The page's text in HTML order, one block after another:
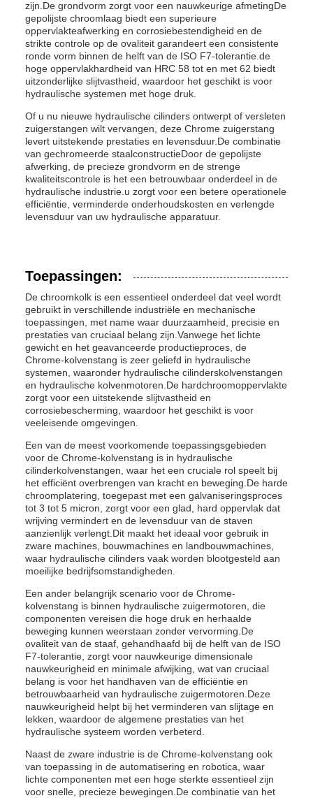
zijn.De grondvorm zorgt voor een nauwkeurige afmetingDe
gepolijste chroomlaag biedt een superieure
oppervlakteafwerking en corrosiebestendigheid en de
strikte controle op de ovaliteit garandeert een consistente
ronde vorm binnen de helft van de ISO F7-tolerantie.de
hoge oppervlakhardheid van HRC 58 tot en met 62 biedt
uitzonderlijke slijtvastheid, waardoor het geschikt is voor
hydraulische systemen met hoge druk.
Of u nu nieuwe hydraulische cilinders ontwerpt of versleten
zuigerstangen wilt vervangen, deze Chrome zuigerstang
levert uitstekende prestaties en levensduur.De combinatie
van gechromeerde staalconstructieDoor de gepolijste
afwerking, de precieze grondvorm en de strenge
kwaliteitscontrole is het een betrouwbaar onderdeel in de
hydraulische industrie.u zorgt voor een betere operationele
efficiëntie, verminderde onderhoudskosten en verlengde
levensduur van uw hydraulische apparatuur.
Toepassingen:
De chroomkolk is een essentieel onderdeel dat veel wordt
gebruikt in verschillende industriële en mechanische
toepassingen, met name waar duurzaamheid, precisie en
prestaties van cruciaal belang zijn.Vanwege het lichte
gewicht en het geavanceerde productieproces, de
Chrome-kolvenstang is zeer geliefd in hydraulische
systemen, waaronder hydraulische cilinderskolvenstangen
en hydraulische kolvenmotoren.De hardchroomoppervlakte
zorgt voor een uitstekende slijtvastheid en
corrosiebescherming, waardoor het geschikt is voor
veeleisende omgevingen.
Een van de meest voorkomende toepassingsgebieden
voor de Chrome-kolvenstang is in hydraulische
cilinderkolvenstangen, waar het een cruciale rol speelt bij
het efficiënt overbrengen van kracht en beweging.De harde
chroomplatering, toegepast met een galvaniseringsproces
tot 3 tot 5 micron, zorgt voor een glad, hard oppervlak dat
wrijving vermindert en de levensduur van de staven
aanzienlijk verlengt.Dit maakt het ideaal voor gebruik in
zware machines, bouwmachines en landbouwmachines,
waar hydraulische cilinders vaak worden blootgesteld aan
moeilijke bedrijfsomstandigheden.
Een ander belangrijk scenario voor de Chrome-
kolvenstang is binnen hydraulische zuigermotoren, die
componenten vereisen die hoge druk en herhaalde
beweging kunnen weerstaan zonder vervorming.De
ovaliteit van de staaf, gehandhaafd bij de helft van de ISO
F7-tolerantie, zorgt voor nauwkeurige dimensionale
nauwkeurigheid en minimale afwijking, wat van cruciaal
belang is voor het handhaven van de efficiëntie en
betrouwbaarheid van hydraulische zuigermotoren.Deze
nauwkeurigheid helpt bij het verminderen van slijtage en
lekken, waardoor de algemene prestaties van het
hydraulische systeem worden verbeterd.
Naast de zware industrie is de Chrome-kolvenstang ook
van toepassing in de automatisering en robotica, waar
lichte componenten met een hoge sterkte essentieel zijn
voor snelle, precieze bewegingen.De combinatie van het